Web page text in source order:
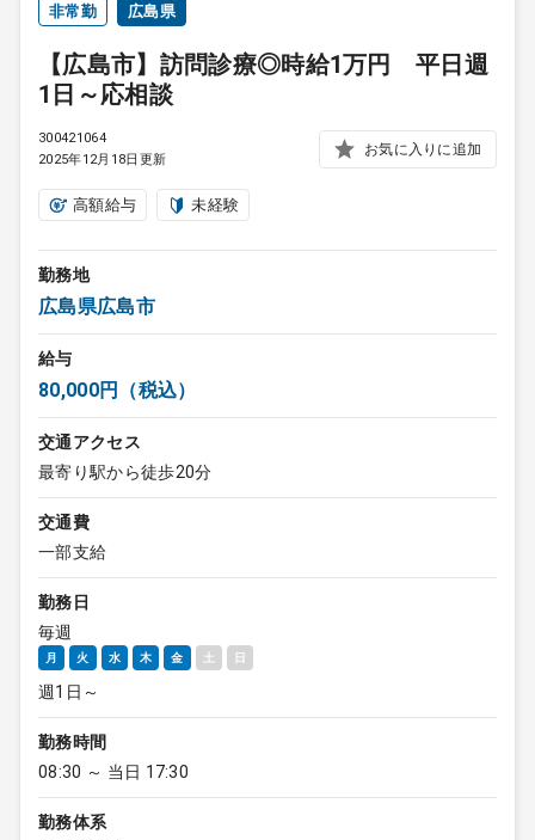
非常勤 広島県
【広島市】訪問診療◎時給1万円 平日週
1日～応相談
300421064
2025年12月18日更新
お気に入りに追加
高額給与 未経験
勤務地
広島県広島市
給与
80,000円（税込）
交通アクセス
最寄り駅から徒歩20分
交通費
一部支給
勤務日
毎週
月 火 水 木 金 土 日
週1日～
勤務時間
08:30 ～ 当日 17:30
勤務体系